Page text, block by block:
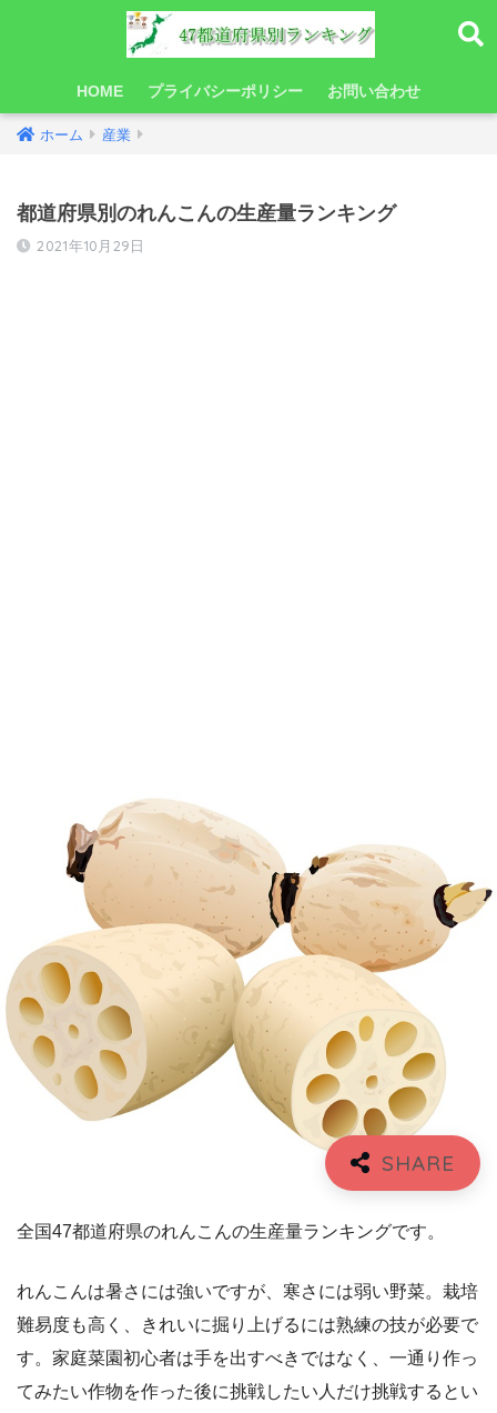
HOME プライバシーポリシー お問い合わせ
ホーム 産業
都道府県別のれんこんの生産量ランキング
2021年10月29日
全国47都道府県のれんこんの生産量ランキングです。
れんこんは暑さには強いですが、寒さには弱い野菜。栽培
難易度も高く、きれいに掘り上げるには熟練の技が必要で
す。家庭菜園初心者は手を出すべきではなく、一通り作っ
てみたい作物を作った後に挑戦したい人だけ挑戦するとい